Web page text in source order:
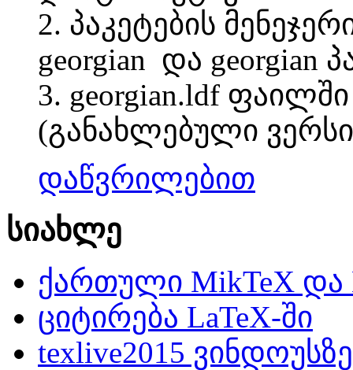
2. პაკეტების
georgian და georgian
3. georgian.ldf
(განახლებული
დაწვრილებით
სიახლე
ქართული MikTeX და
ციტირება LaTeX-ში
texlive2015 ვინდოუსზე